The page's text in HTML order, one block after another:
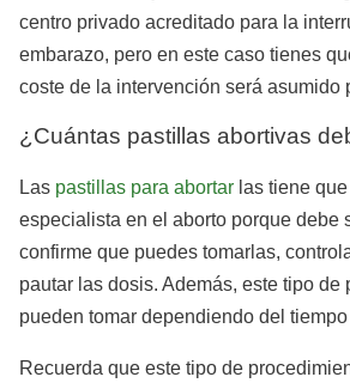
centro privado acreditado para la
embarazo, pero en este caso tienes
coste de la intervención será asumido
¿Cuántas pastillas abortivas
Las pastillas para abortar las tiene
especialista en el aborto porque debe
confirme que puedes tomarlas,
pautar las dosis. Además, este tipo de
pueden tomar dependiendo del
Recuerda que este tipo de